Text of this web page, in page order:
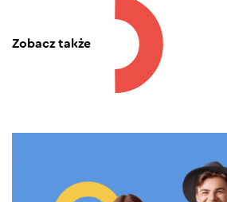
Zobacz także